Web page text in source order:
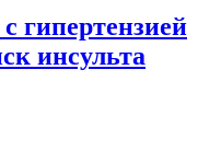
гипертензией
инсульта